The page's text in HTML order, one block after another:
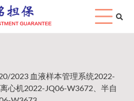
2023 血液样本管理系统2022-
心机2022-JQ06-W3672、半自